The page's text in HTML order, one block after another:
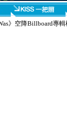
》空降Billboard專